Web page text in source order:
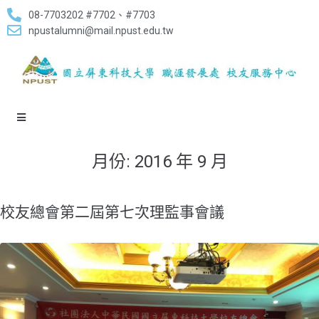
08-7703202 #7702、#7703
npustalumni@mail.npust.edu.tw
月份: 2016 年 9 月
校友總會第二屆第七次理監事會議